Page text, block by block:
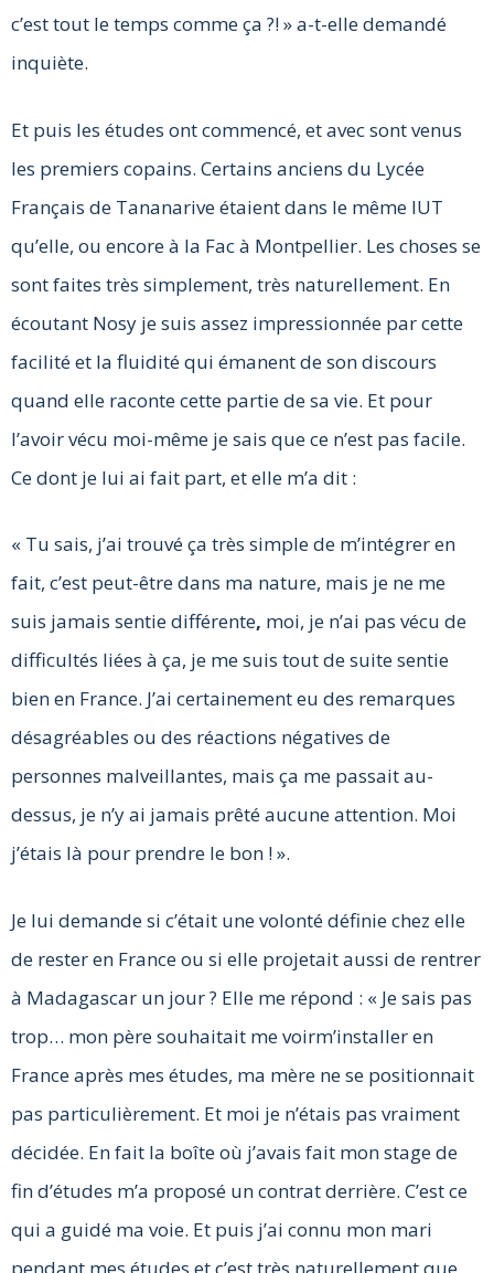
c’est tout le temps comme ça ?! » a-t-elle demandé
inquiète.
Et puis les études ont commencé, et avec sont venus
les premiers copains. Certains anciens du Lycée
Français de Tananarive étaient dans le même IUT
qu’elle, ou encore à la Fac à Montpellier. Les choses se
sont faites très simplement, très naturellement. En
écoutant Nosy je suis assez impressionnée par cette
facilité et la fluidité qui émanent de son discours
quand elle raconte cette partie de sa vie. Et pour
l’avoir vécu moi-même je sais que ce n’est pas facile.
Ce dont je lui ai fait part, et elle m’a dit :
« Tu sais, j’ai trouvé ça très simple de m’intégrer en
fait, c’est peut-être dans ma nature, mais je ne me
suis jamais sentie différente, moi, je n’ai pas vécu de
difficultés liées à ça, je me suis tout de suite sentie
bien en France. J’ai certainement eu des remarques
désagréables ou des réactions négatives de
personnes malveillantes, mais ça me passait au-
dessus, je n’y ai jamais prêté aucune attention. Moi
j’étais là pour prendre le bon ! ».
Je lui demande si c’était une volonté définie chez elle
de rester en France ou si elle projetait aussi de rentrer
à Madagascar un jour ? Elle me répond : « Je sais pas
trop… mon père souhaitait me voirm’installer en
France après mes études, ma mère ne se positionnait
pas particulièrement. Et moi je n’étais pas vraiment
décidée. En fait la boîte où j’avais fait mon stage de
fin d’études m’a proposé un contrat derrière. C’est ce
qui a guidé ma voie. Et puis j’ai connu mon mari
pendant mes études et c’est très naturellement que